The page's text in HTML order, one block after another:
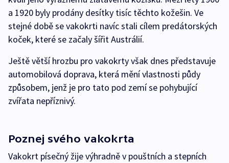
a 1920 byly prodány desítky tisíc těchto kožešin. Ve
stejné době se vakokrti navíc stali cílem predátorských
koček, které se začaly šířit Austrálií.
Ještě větší hrozbu pro vakokrty však dnes představuje
automobilová doprava, která mění vlastnosti půdy
způsobem, jenž je pro tato pod zemí se pohybující
zvířata nepříznivý.
Poznej svého vakokrta
Vakokrt písečný žije výhradně v pouštních a stepních